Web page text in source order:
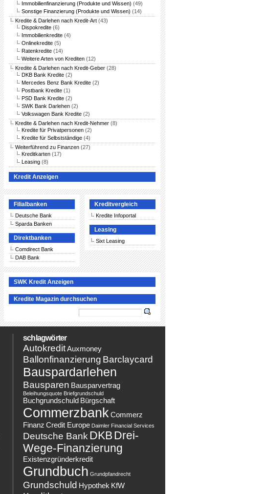
Immobilienfinanzierung (Produkte und Wissen) (49)
Sonstige Finanzierung (Produkte und Wissen) (14)
Kredite & Darlehen nach Kredit-Art (43)
Dispokredite (6)
Immobilienkredite (4)
Onlinekredite (5)
Ratenkredite (14)
Weitere Arten von Krediten (12)
Kredite & Darlehen nach Kredit-Geber (28)
DKB Bank Kredite (2)
Mercedes Benz Bank Kredite (2)
Postbank Kredite (1)
PSD Bank Kredite (2)
SWK Bank Darlehen (2)
Volkswagen Bank Kredite (2)
Kredite & Darlehen nach Kredit-Nehmer (8)
Kredite für Privatpersonen (2)
Kredite für Selbstständige (4)
Weiterführend zu Finanzen (27)
Kreditkarten (17)
Leasing (8)
Kredit Anzeigen
Filialbanken
Deutsche Bank
Sparda Banken
Direktbanken
Comdirect Bank
DAB Bank
Kreditvergleich
Kredite Infoportal
Leasing
Sixt Leasing
SWK Kredit Anzeigen
Kredite Magazin durchsuchen
schlagwörter
AutokreditAuxmoney
Ballonfinanzierung Barclaycard
Bauspardarlehen
Bausparen Bausparvertrag
Beleihungsquote Briefgrundschuld
Buchgrundschuld Bürgschaft
Commerzbank Commerz
Finanz Credit Europe Daimler Financial Services
Deutsche Bank DKB Drei-
Wege-Finanzierung
Existenzgründerkredit
Grundbuch Grundpfandrecht
Grundschuld Hypothek KfW